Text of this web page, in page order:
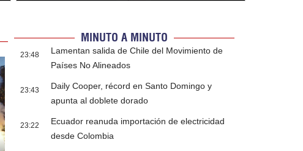
MINUTO A MINUTO
23:48
Lamentan salida de Chile del Movimiento de
Países No Alineados
23:43
Daily Cooper, récord en Santo Domingo y
apunta al doblete dorado
23:22
Ecuador reanuda importación de electricidad
desde Colombia